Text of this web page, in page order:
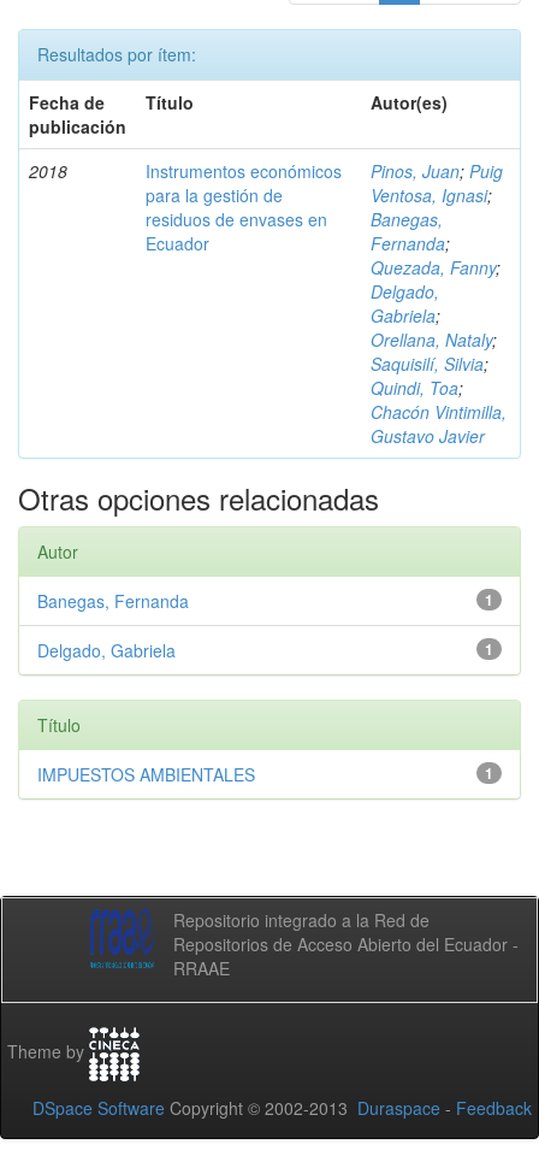
Resultados por ítem:
Fecha de
publicación
Título Autor(es)
2018
Instrumentos económicos
para la gestión de
residuos de envases en
Ecuador
Pinos, Juan; Puig
Ventosa, Ignasi;
Banegas,
Fernanda;
Quezada, Fanny;
Delgado,
Gabriela;
Orellana, Nataly;
Saquisilí, Silvia;
Quindi, Toa;
Chacón Vintimilla,
Gustavo Javier
Otras opciones relacionadas
Autor
1
Banegas, Fernanda
1
Delgado, Gabriela
Título
1
IMPUESTOS AMBIENTALES
Repositorio integrado a la Red de
Repositorios de Acceso Abierto del Ecuador -
RRAAE
Theme by
DSpace Software Copyright © 2002-2013 Duraspace - Feedback